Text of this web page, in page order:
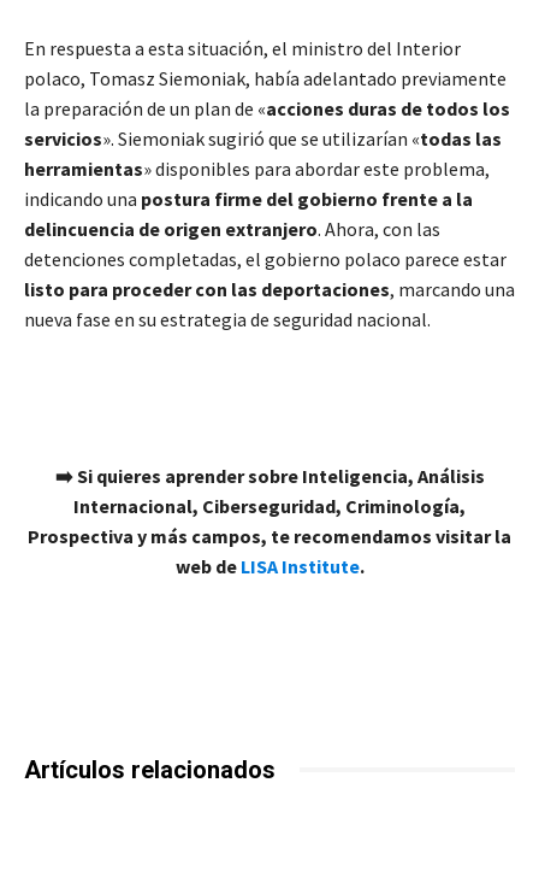
En respuesta a esta situación, el ministro del Interior
polaco, Tomasz Siemoniak, había adelantado previamente
la preparación de un plan de «acciones duras de todos los
servicios». Siemoniak sugirió que se utilizarían «todas las
herramientas» disponibles para abordar este problema,
indicando una postura firme del gobierno frente a la
delincuencia de origen extranjero. Ahora, con las
detenciones completadas, el gobierno polaco parece estar
listo para proceder con las deportaciones, marcando una
nueva fase en su estrategia de seguridad nacional.
➡️ Si quieres aprender sobre Inteligencia, Análisis
Internacional, Ciberseguridad, Criminología,
Prospectiva y más campos, te recomendamos visitar la
web de LISA Institute.
Artículos relacionados